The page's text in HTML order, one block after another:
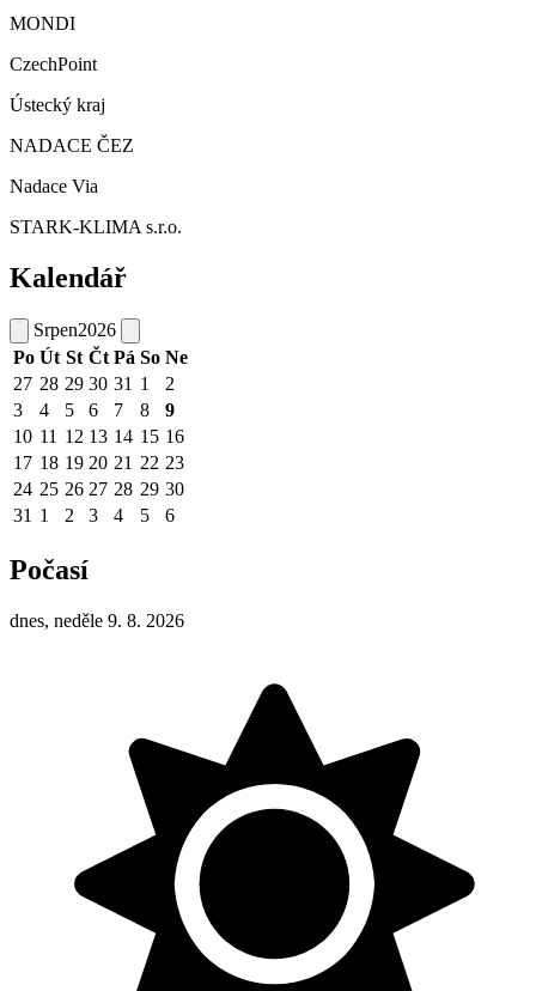
MONDI
CzechPoint
Ústecký kraj
NADACE ČEZ
Nadace Via
STARK-KLIMA s.r.o.
Kalendář
Srpen2026
Po Út St Čt Pá So Ne
27 28 29 30 31 1
2
3
4 5 6 7 8
9
10 11 12 13 14 15 16
17 18 19 20 21 22 23
24 25 26 27 28 29 30
31 1 2 3 4 5 6
Počasí
dnes, neděle 9. 8. 2026